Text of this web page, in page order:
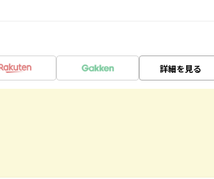
詳細を見る